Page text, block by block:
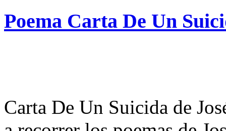
Poema Carta De Un
Carta De Un Suicida de